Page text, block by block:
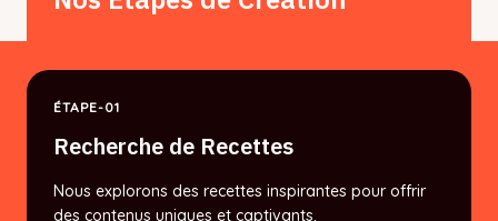
ÉTAPE-01
Recherche de Recettes
Nous explorons des recettes inspirantes pour offrir
des contenus uniques et captivants.